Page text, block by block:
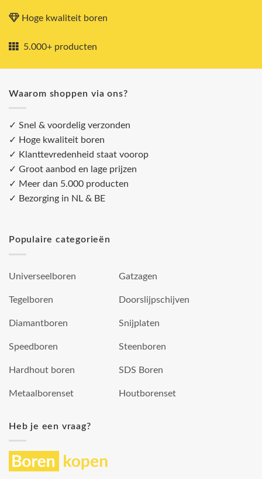
Hoge kwaliteit boren
5.000+ producten
Waarom shoppen via ons?
✓ Snel & voordelig verzonden
✓ Hoge kwaliteit boren
✓ Klanttevredenheid staat voorop
✓ Groot aanbod en lage prijzen
✓ Meer dan 5.000 producten
✓ Bezorging in NL & BE
Populaire categorieën
Universeelboren
Tegelboren
Diamantboren
Speedboren
Hardhout boren
Metaalborenset
Gatzagen
Doorslijpschijven
Snijplaten
Steenboren
SDS Boren
Houtborenset
Heb je een vraag?